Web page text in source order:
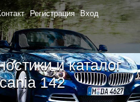
Регистрация Вход
и каталог
142